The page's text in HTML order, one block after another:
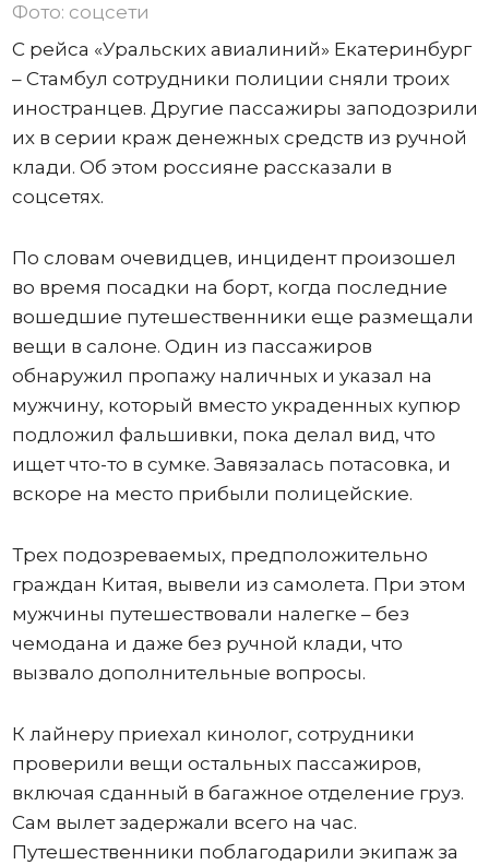
Фото: соцсети
С рейса «Уральских авиалиний» Екатеринбург
– Стамбул сотрудники полиции сняли троих
иностранцев. Другие пассажиры заподозрили
их в серии краж денежных средств из ручной
клади. Об этом россияне рассказали в
соцсетях.
По словам очевидцев, инцидент произошел
во время посадки на борт, когда последние
вошедшие путешественники еще размещали
вещи в салоне. Один из пассажиров
обнаружил пропажу наличных и указал на
мужчину, который вместо украденных купюр
подложил фальшивки, пока делал вид, что
ищет что-то в сумке. Завязалась потасовка, и
вскоре на место прибыли полицейские.
Трех подозреваемых, предположительно
граждан Китая, вывели из самолета. При этом
мужчины путешествовали налегке – без
чемодана и даже без ручной клади, что
вызвало дополнительные вопросы.
К лайнеру приехал кинолог, сотрудники
проверили вещи остальных пассажиров,
включая сданный в багажное отделение груз.
Сам вылет задержали всего на час.
Путешественники поблагодарили экипаж за